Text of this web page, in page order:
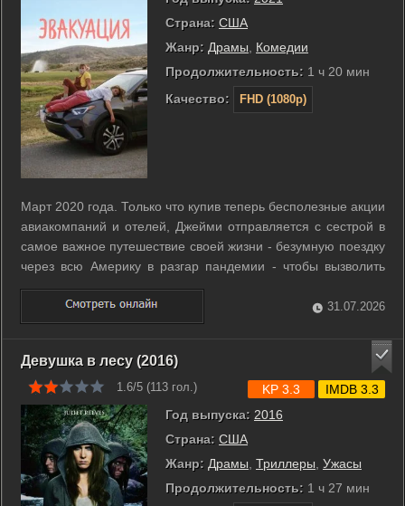
Страна: США
Жанр: Драмы
Комедии
Продолжительность: 1 ч 20 мин
Качество:
FHD (1080p)
Mарт 2020 года. Только что купив теперь бесполезные акции
авиакомпаний и отелей, Джейми отправляется с сестрой в
самое важное путешествие своей жизни - безумную поездку
через всю Америку в разгар пандемии - чтобы вызволить
свою бабушку из дома престарелых. ...
31.07.2026
Девушка в лесу (2016)
1.6/5 (113 гол.)
Год выпуска: 2016
Страна: США
Жанр: Драмы Триллеры Ужасы
Продолжительность: 1 ч 27 мин
KP 3.3 IMDB 3.3